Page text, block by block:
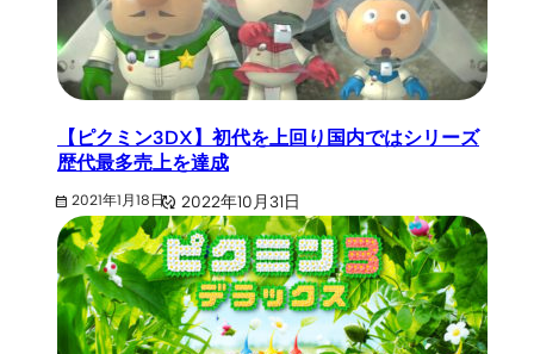
【ピクミン3DX】初代を上回り国内ではシリーズ
歴代最多売上を達成
2021年1月18日 2022年10月31日